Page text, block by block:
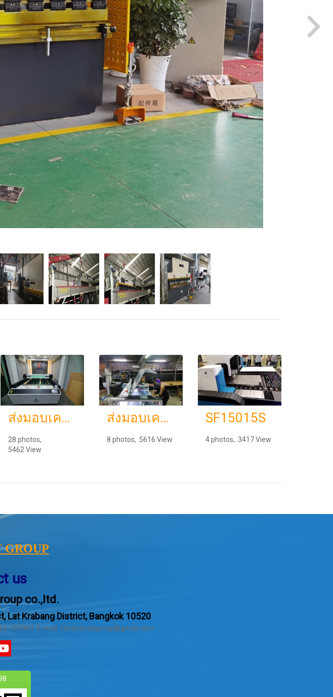
ส่งมอบเครื่องเครื่องตัด เครื่องพับ เครื่องเชื่อม พิกัด บ่างบ่อ สมุทรปราการ
28 photos,
5462 View
ส่งมอบเครื่อง ติดตั้งเครื่อง FIBER LASER รุ่น DEMA X7 ร้านคุณพาป้ายอักษรโลหะ
8 photos, 5616 View
SF15015S
4 photos, 3417 View
GROUP
us
co.,ltd.
Lat Krabang District, Bangkok 10520
707493 E-mail : ltindustrialgroup@gmail.com